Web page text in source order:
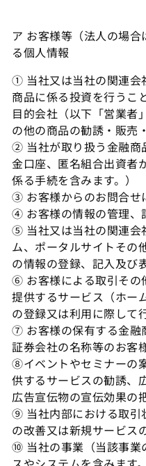
当サイトは適切な情報提
してアクセスデータを取
ア お客様等（法人の場
る個人情報
① 当社又は当社の関連会
商品に係る投資を行うこ
目的会社（以下「営業者
の他の商品の勧誘・販売
② 当社が取り扱う金融商
金口座、匿名組合出資者
係る手続を含みます。）
③ お客様からのお問合せ
④ お客様の情報の管理、
⑤ 当社又は当社の関連会
ム、ポータルサイトその
の情報の登録、記入及び
⑥ お客様による取引その
提供するサービス（ホー
の登録又は利用に際して
⑦ お客様の保有する金融
証券会社の名称等のお客
⑧イベントやセミナーの
供するサービスの勧誘、
広告宣伝物の宣伝効果の
⑨ 当社内部における取引
の改善又は新規サービス
⑩ 当社の事業（当該事業
SNS利用規約
SNS利用規約
2024年12月2日
リスク説明
リスク説明
2025年9月1日
過去の
免責事項
免責事項
2024年12月2日